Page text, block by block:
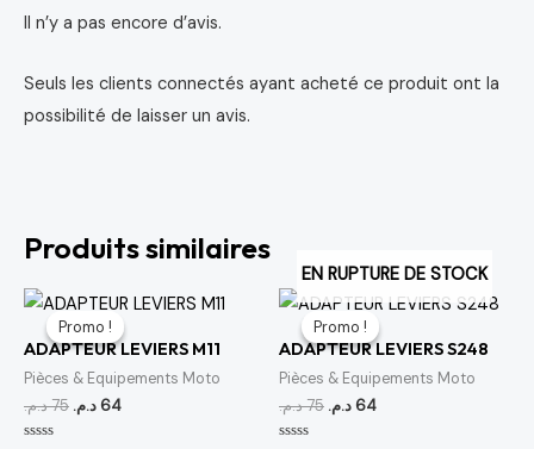
Il n’y a pas encore d’avis.
Seuls les clients connectés ayant acheté ce produit ont la
possibilité de laisser un avis.
Produits similaires
Promo !
Promo !
ADAPTEUR LEVIERS M11
Pièces & Equipements Moto
75د.م.
Le
initial
était :
75 د.م..
64 د.م.
Le
actuel
est :
64 د.م..
Promo !
EN RUPTURE DE STOCK
Promo !
ADAPTEUR LEVIERS S248
Pièces & Equipements Moto
75د.م.
Le
initial
était :
75 د.م..
64 د.م.
Le
actuel
est :
64 د.م..